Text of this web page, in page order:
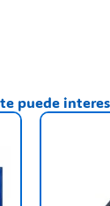
puede
This